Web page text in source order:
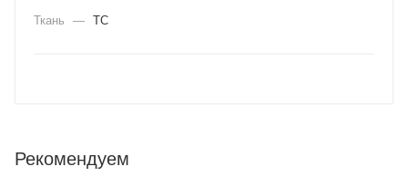
Ткань — ТС
Рекомендуем